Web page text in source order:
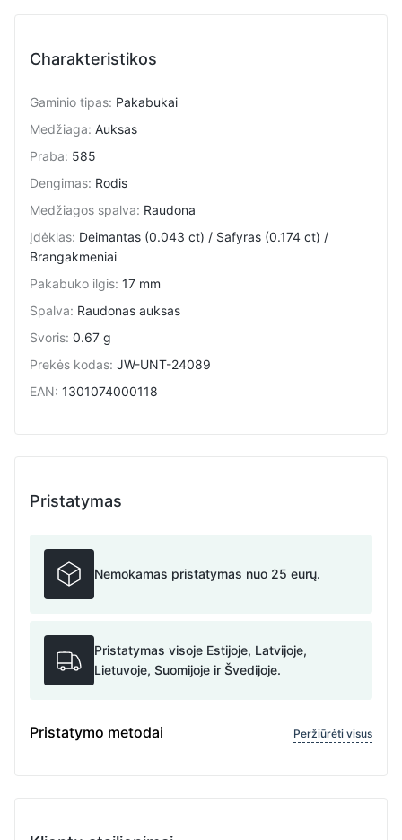
Charakteristikos
Gaminio tipas: Pakabukai
Medžiaga: Auksas
Praba: 585
Dengimas: Rodis
Medžiagos spalva: Raudona
Įdėklas: Deimantas (0.043 ct) / Safyras (0.174 ct) /
Brangakmeniai
Pakabuko ilgis: 17 mm
Spalva: Raudonas auksas
Svoris: 0.67 g
Prekės kodas: JW-UNT-24089
EAN: 1301074000118
Pristatymas
Nemokamas pristatymas nuo 25 eurų.
Pristatymas visoje Estijoje, Latvijoje,
Lietuvoje, Suomijoje ir Švedijoje.
Pristatymo metodai Peržiūrėti visus